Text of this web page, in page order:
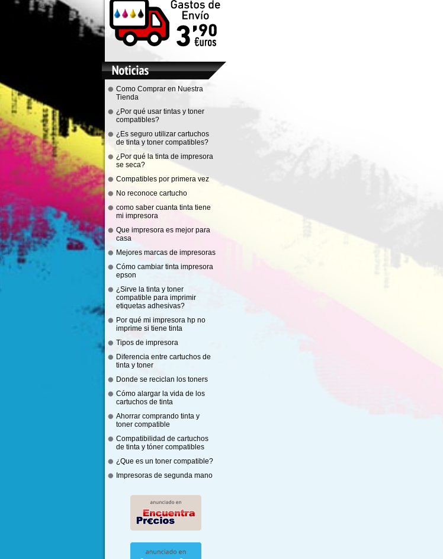
Como Comprar en Nuestra
Tienda
¿Por qué usar tintas y toner
compatibles?
¿Es seguro utilizar cartuchos
de tinta y toner compatibles?
¿Por qué la tinta de impresora
se seca?
Compatibles por primera vez
No reconoce cartucho
como saber cuanta tinta tiene
mi impresora
Que impresora es mejor para
casa
Mejores marcas de impresoras
Cómo cambiar tinta impresora
epson
¿Sirve la tinta y toner
compatible para imprimir
etiquetas adhesivas?
Por qué mi impresora hp no
imprime si tiene tinta
Tipos de impresora
Diferencia entre cartuchos de
tinta y toner
Donde se reciclan los toners
Cómo alargar la vida de los
cartuchos de tinta
Ahorrar comprando tinta y
toner compatible
Compatibilidad de cartuchos
de tinta y tóner compatibles
¿Que es un toner compatible?
Impresoras de segunda mano